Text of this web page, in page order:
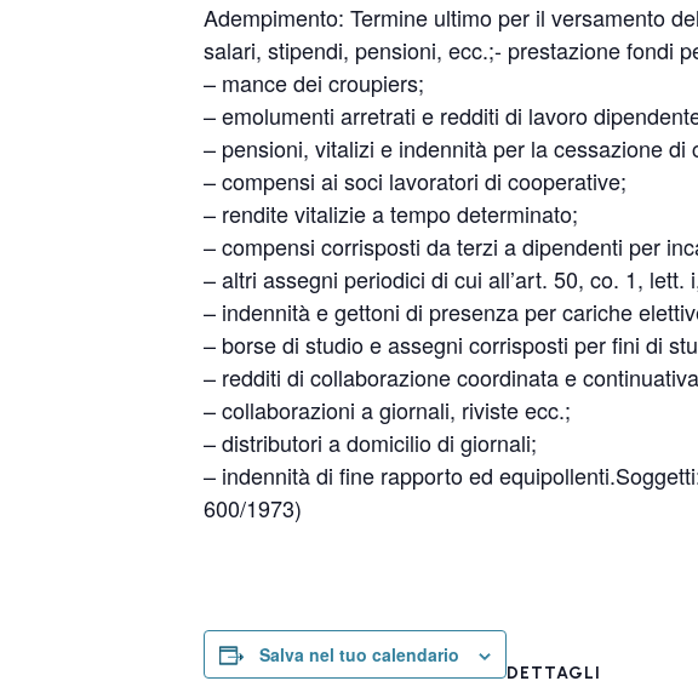
Adempimento: Termine ultimo per il versamento
salari, stipendi, pensioni, ecc.;- prestazione fondi
– mance dei croupiers;
– emolumenti arretrati e redditi di lavoro
– pensioni, vitalizi e indennità per la cessazione di
– compensi ai soci lavoratori di cooperative;
– rendite vitalizie a tempo determinato;
– compensi corrisposti da terzi a dipendenti per
– altri assegni periodici di cui all’art. 50, co. 1, lett.
– indennità e gettoni di presenza per cariche
– borse di studio e assegni corrisposti per fini di
– redditi di collaborazione coordinata e
– collaborazioni a giornali, riviste ecc.;
– distributori a domicilio di giornali;
– indennità di fine rapporto ed
600/1973)
Salva nel tuo calendario
DETTAGLI